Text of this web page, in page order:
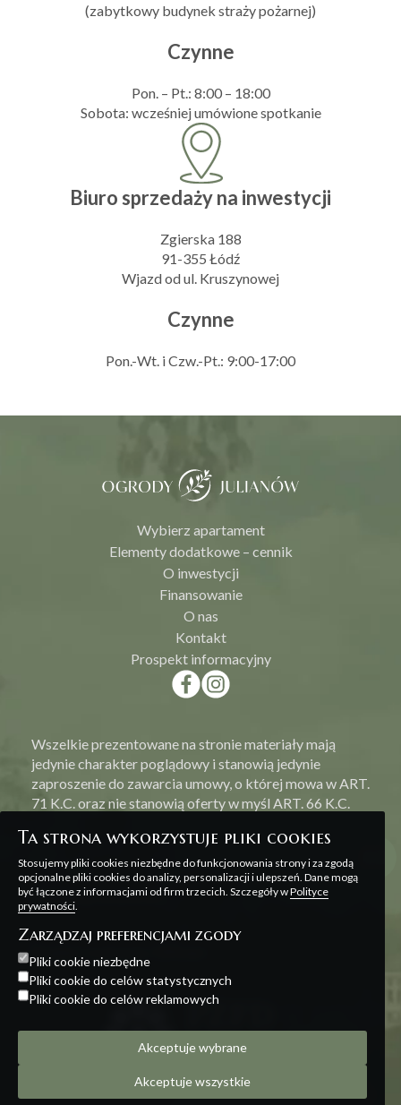
(zabytkowy budynek straży pożarnej)
Czynne
Pon. – Pt.: 8:00 – 18:00
Sobota: wcześniej umówione spotkanie
Biuro sprzedaży na inwestycji
Zgierska 188
91-355 Łódź
Wjazd od ul. Kruszynowej
Czynne
Pon.-Wt. i Czw.-Pt.: 9:00-17:00
Wybierz apartament
Elementy dodatkowe – cennik
O inwestycji
Finansowanie
O nas
Kontakt
Prospekt informacyjny
Wszelkie prezentowane na stronie materiały mają
jedynie charakter poglądowy i stanowią jedynie
zaproszenie do zawarcia umowy, o której mowa w ART.
71 K.C. oraz nie stanowią oferty w myśl ART. 66 K.C.
Polityka prywatności
Ta strona wykorzystuje pliki cookies
Stosujemy pliki cookies niezbędne do funkcjonowania strony i za zgodą
opcjonalne pliki cookies do analizy, personalizacji i ulepszeń. Dane mogą
być łączone z informacjami od firm trzecich. Szczegóły wPolityce
prywatności.
Zarządzaj preferencjami zgody
Pliki cookie niezbędne
Pliki cookie do celów statystycznych
Pliki cookie do celów reklamowych
Akceptuje wybrane
Akceptuje wszystkie